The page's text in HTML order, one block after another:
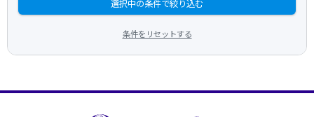
選択中の条件で絞り込む
条件をリセットする